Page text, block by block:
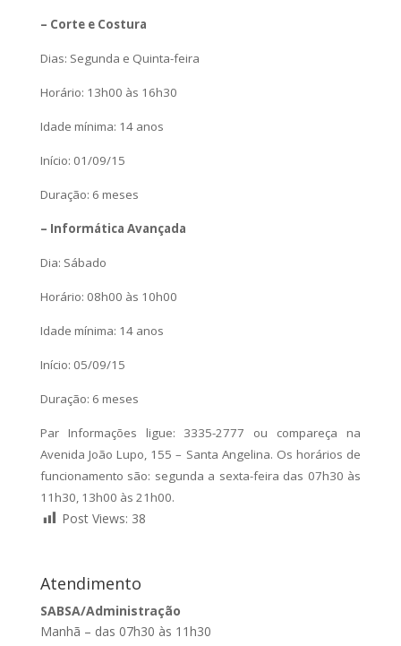
– Corte e Costura
Dias: Segunda e Quinta-feira
Horário: 13h00 às 16h30
Idade mínima: 14 anos
Início: 01/09/15
Duração: 6 meses
– Informática Avançada
Dia: Sábado
Horário: 08h00 às 10h00
Idade mínima: 14 anos
Início: 05/09/15
Duração: 6 meses
Par Informações ligue: 3335-2777 ou compareça na
Avenida João Lupo, 155 – Santa Angelina. Os horários de
funcionamento são: segunda a sexta-feira das 07h30 às
11h30, 13h00 às 21h00.
Post Views: 38
Atendimento
SABSA/Administração
Manhã – das 07h30 às 11h30